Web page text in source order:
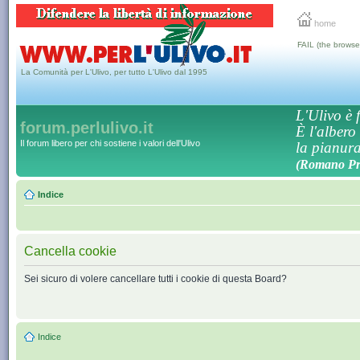
home
La Comunità per L'Ulivo, per tutto L'Ulivo dal 1995
FAIL (the
forum.perlulivo.it
Il forum libero per chi sostiene i valori dell'Ulivo
L'Ulivo è
È l'albero
la
(Romano
Indice
Cancella cookie
Sei sicuro di volere cancellare tutti i cookie di questa Board?
Indice